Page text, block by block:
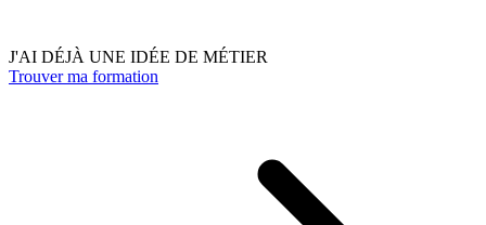
J'AI DÉJÀ UNE IDÉE DE MÉTIER
Trouver ma formation